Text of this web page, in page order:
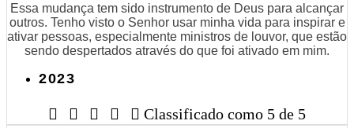
Essa mudança tem sido instrumento de Deus para alcançar
outros. Tenho visto o Senhor usar minha vida para inspirar e
ativar pessoas, especialmente ministros de louvor, que estão
sendo despertados através do que foi ativado em mim.
2023
     Classificado como 5 de 5